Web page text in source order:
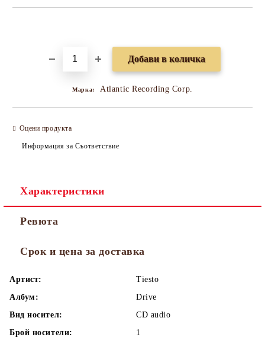
Марка: Atlantic Recording Corp.
Оцени продукта
Информация за Съответствие
Характеристики
Ревюта
Срок и цена за доставка
Артист:
Tiesto
Албум:
Drive
Вид носител:
CD audio
Брой носители:
1